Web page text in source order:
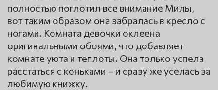
полностью поглотил все внимание Милы,
вот таким образом она забралась в кресло с
ногами. Комната девочки оклеена
оригинальными обоями, что добавляет
комнате уюта и теплоты. Она только успела
расстаться с коньками – и сразу же уселась за
любимую книжку.